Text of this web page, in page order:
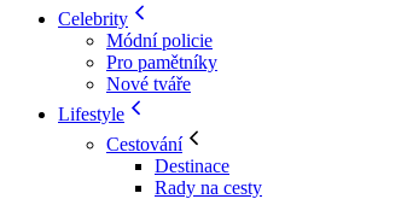
Celebrity
Módní policie
Pro pamětníky
Nové tváře
Lifestyle
Cestování
Destinace
Rady na cesty